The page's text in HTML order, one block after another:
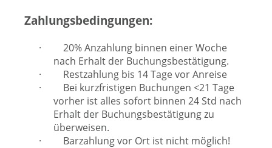
Zahlungsbedingungen:
· 20% Anzahlung binnen einer Woche
nach Erhalt der Buchungsbestätigung.
· Restzahlung bis 14 Tage vor Anreise
· Bei kurzfristigen Buchungen <21 Tage
vorher ist alles sofort binnen 24 Std nach
Erhalt der Buchungsbestätigung zu
überweisen.
· Barzahlung vor Ort ist nicht möglich!